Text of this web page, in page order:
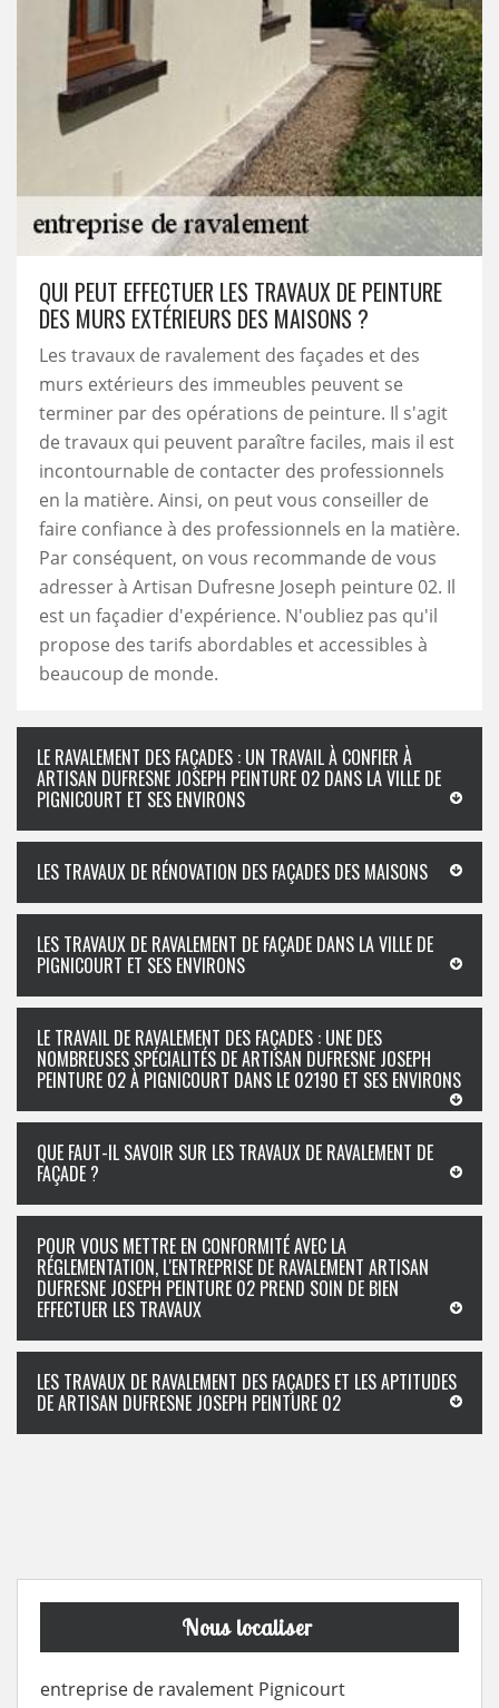
QUI PEUT EFFECTUER LES TRAVAUX DE PEINTURE
DES MURS EXTÉRIEURS DES MAISONS ?
Les travaux de ravalement des façades et des
murs extérieurs des immeubles peuvent se
terminer par des opérations de peinture. Il s'agit
de travaux qui peuvent paraître faciles, mais il est
incontournable de contacter des professionnels
en la matière. Ainsi, on peut vous conseiller de
faire confiance à des professionnels en la matière.
Par conséquent, on vous recommande de vous
adresser à Artisan Dufresne Joseph peinture 02. Il
est un façadier d'expérience. N'oubliez pas qu'il
propose des tarifs abordables et accessibles à
beaucoup de monde.
LE RAVALEMENT DES FAÇADES : UN TRAVAIL À CONFIER À
ARTISAN DUFRESNE JOSEPH PEINTURE 02 DANS LA VILLE DE
PIGNICOURT ET SES ENVIRONS
LES TRAVAUX DE RÉNOVATION DES FAÇADES DES MAISONS
LES TRAVAUX DE RAVALEMENT DE FAÇADE DANS LA VILLE DE
PIGNICOURT ET SES ENVIRONS
LE TRAVAIL DE RAVALEMENT DES FAÇADES : UNE DES
NOMBREUSES SPÉCIALITÉS DE ARTISAN DUFRESNE JOSEPH
PEINTURE 02 À PIGNICOURT DANS LE 02190 ET SES ENVIRONS
QUE FAUT-IL SAVOIR SUR LES TRAVAUX DE RAVALEMENT DE
FAÇADE ?
POUR VOUS METTRE EN CONFORMITÉ AVEC LA
RÉGLEMENTATION, L'ENTREPRISE DE RAVALEMENT ARTISAN
DUFRESNE JOSEPH PEINTURE 02 PREND SOIN DE BIEN
EFFECTUER LES TRAVAUX
LES TRAVAUX DE RAVALEMENT DES FAÇADES ET LES APTITUDES
DE ARTISAN DUFRESNE JOSEPH PEINTURE 02
Nous localiser
entreprise de ravalement Pignicourt